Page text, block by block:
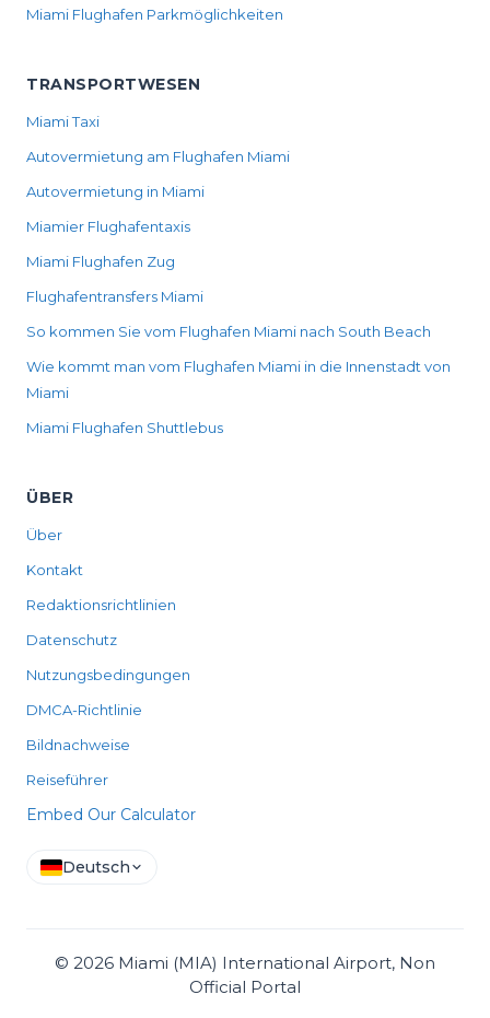
Miami Flughafen Parkmöglichkeiten
TRANSPORTWESEN
Miami Taxi
Autovermietung am Flughafen Miami
Autovermietung in Miami
Miamier Flughafentaxis
Miami Flughafen Zug
Flughafentransfers Miami
So kommen Sie vom Flughafen Miami nach South Beach
Wie kommt man vom Flughafen Miami in die Innenstadt von
Miami
Miami Flughafen Shuttlebus
ÜBER
Über
Kontakt
Redaktionsrichtlinien
Datenschutz
Nutzungsbedingungen
DMCA-Richtlinie
Bildnachweise
Reiseführer
Embed Our Calculator
Deutsch
© 2026 Miami (MIA) International Airport, Non
Official Portal